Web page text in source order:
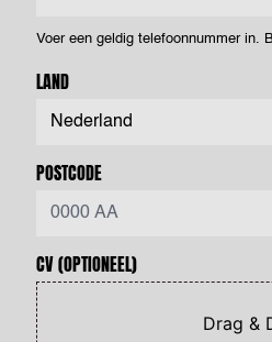
Voer een geldig telefoonnummer in.
LAND
POSTCODE
CV(OPTIONEEL)
Drag &